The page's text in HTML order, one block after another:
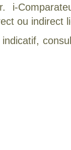
i-
ou indirect